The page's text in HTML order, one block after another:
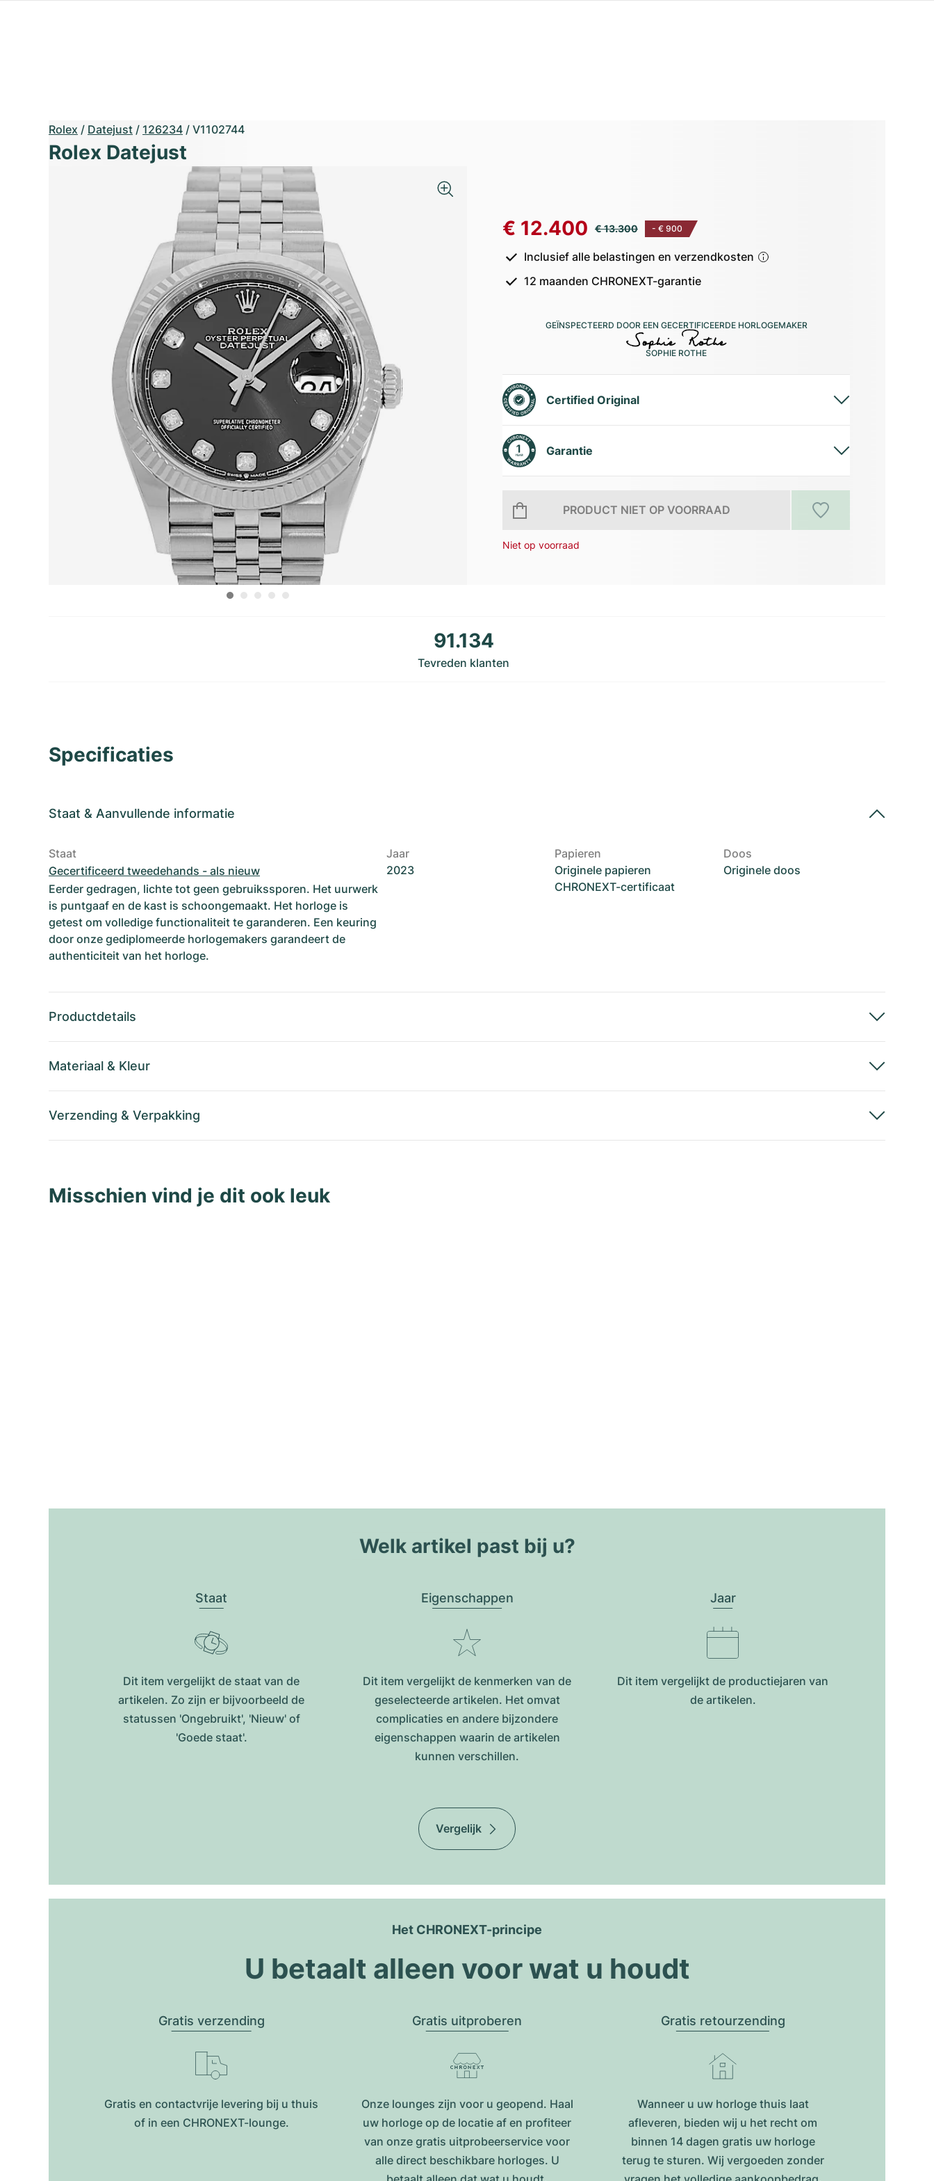
Rolex / Datejust / 126234 / V1102744
Rolex Datejust
€ 12.400 € 13.300 - € 900
Inclusief alle belastingen en verzendkosten
12 maanden CHRONEXT-garantie
GEÏNSPECTEERD DOOR EEN GECERTIFICEERDE HORLOGEMAKER
SOPHIE ROTHE
Certified Original
Garantie
PRODUCT NIET OP VOORRAAD
Niet op voorraad
91.134
Tevreden klanten
Specificaties
Staat & Aanvullende informatie
Staat
Gecertificeerd tweedehands - als nieuw
Eerder gedragen, lichte tot geen gebruikssporen. Het uurwerk
is puntgaaf en de kast is schoongemaakt. Het horloge is
getest om volledige functionaliteit te garanderen. Een keuring
door onze gediplomeerde horlogemakers garandeert de
authenticiteit van het horloge.
Jaar
2023
Papieren
Originele papieren
CHRONEXT-certificaat
Doos
Originele doos
Productdetails
Materiaal & Kleur
Verzending & Verpakking
Misschien vind je dit ook leuk
Welk artikel past bij u?
Staat
Dit item vergelijkt de staat van de
artikelen. Zo zijn er bijvoorbeeld de
statussen 'Ongebruikt', 'Nieuw' of
'Goede staat'.
Eigenschappen
Dit item vergelijkt de kenmerken van de
geselecteerde artikelen. Het omvat
complicaties en andere bijzondere
eigenschappen waarin de artikelen
kunnen verschillen.
Jaar
Dit item vergelijkt de productiejar​en van
de artikelen.
Vergelijk
Het CHRONEXT-principe
U betaalt alleen voor wat u houdt
Gratis verzending
Gratis en contactvrije levering bij u thuis
of in een CHRONEXT-lounge.
Gratis uitproberen
Onze lounges zijn voor u geopend. Haal
uw horloge op de locatie af en profiteer
van onze gratis uitprobeerservice voor
alle direct beschikbare horloges. U
Gratis retourzending
Wanneer u uw horloge thuis laat
afleveren, bieden wij u het recht om
binnen 14 dagen gratis uw horloge
terug te sturen. Wij vergoeden zonder